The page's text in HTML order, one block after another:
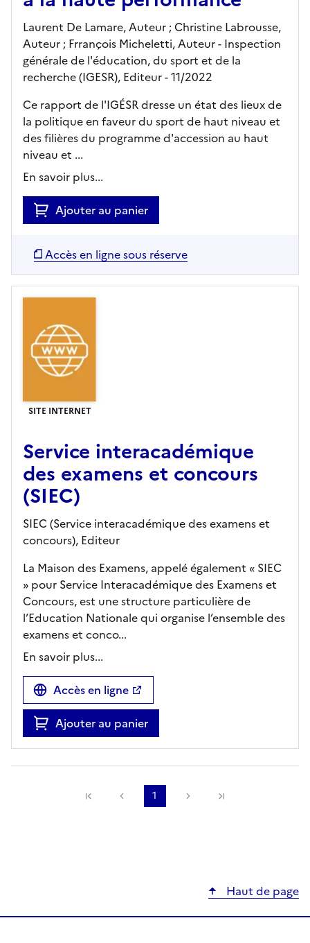
Laurent De Lamare, Auteur ; Christine Labrousse,
Auteur ; Frrançois Micheletti, Auteur - Inspection
générale de l'éducation, du sport et de la
recherche (IGESR), Editeur- 11/2022
Ce rapport de l'IGÉSR dresse un état des lieux de
la politique en faveur du sport de haut niveau et
des filières du programme d'accession au haut
niveau et ...
En savoir plus...
Ajouter au panier
Accès en ligne sous réserve
SITE INTERNET
Service interacadémique
des examens et concours
(SIEC)
SIEC (Service interacadémique des examens et
concours), Editeur
La Maison des Examens, appelé également « SIEC
» pour Service Interacadémique des Examens et
Concours, est une structure particulière de
l’Education Nationale qui organise l’ensemble des
examens et conco...
En savoir plus...
Accès en ligne
Ajouter au panier
Précédente
1 Suivante
Haut de page